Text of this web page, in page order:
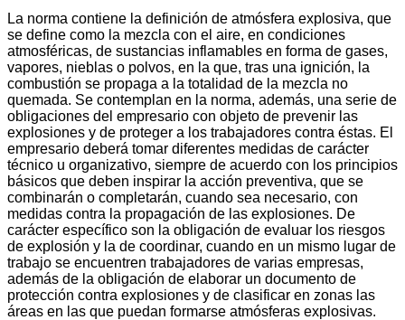
La norma contiene la definición de atmósfera explosiva, que
se define como la mezcla con el aire, en condiciones
atmosféricas, de sustancias inflamables en forma de gases,
vapores, nieblas o polvos, en la que, tras una ignición, la
combustión se propaga a la totalidad de la mezcla no
quemada. Se contemplan en la norma, además, una serie de
obligaciones del empresario con objeto de prevenir las
explosiones y de proteger a los trabajadores contra éstas. El
empresario deberá tomar diferentes medidas de carácter
técnico u organizativo, siempre de acuerdo con los principios
básicos que deben inspirar la acción preventiva, que se
combinarán o completarán, cuando sea necesario, con
medidas contra la propagación de las explosiones. De
carácter específico son la obligación de evaluar los riesgos
de explosión y la de coordinar, cuando en un mismo lugar de
trabajo se encuentren trabajadores de varias empresas,
además de la obligación de elaborar un documento de
protección contra explosiones y de clasificar en zonas las
áreas en las que puedan formarse atmósferas explosivas.